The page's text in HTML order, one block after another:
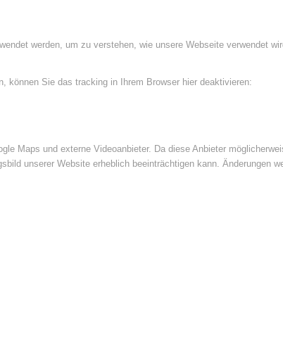
werden, um zu verstehen, wie unsere Webseite verwendet
können Sie das tracking in Ihrem Browser hier deaktivieren:
Maps und externe Videoanbieter. Da diese Anbieter
unserer Website erheblich beeinträchtigen kann. Änderungen